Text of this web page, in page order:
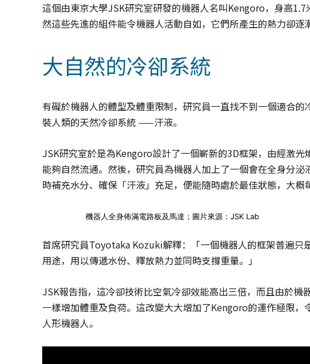
專
利
│
美
利
這個由東京大學JSK研究室研發的機器人名叫Kengoro，身高
然這些先進的組件能令機器人活動自如，它們所產生的熱力卻逐
大自然的冷卻系統
有礙於機器人的體型及體重限制，研究員一直找不到一個適合
裝人類的天然冷卻系統 ——汗液。
JSK研究室於是為Kengoro設計了一個嶄新的3D框架，由經激
能夠自然流通。然後，研究員為機器人加上了一個會在全身分
時補充水分、確保「汗液」充足，便能隨時處於最佳狀態，大概
機器人全身佈滿電路板及馬達；圖片來源：JSK Lab
首席研究員Toyotaka Kozuki解釋：「一個機器人的框架普遍只
用途，用以傳遞水份、釋放熱力並同時支撐重量。」
JSK報告指，這冷卻技術比空氣冷卻效能高出三倍，而且由於
一樣增加體重及負荷。這改變大大增加了Kengoro的運作極限
人形機器人。